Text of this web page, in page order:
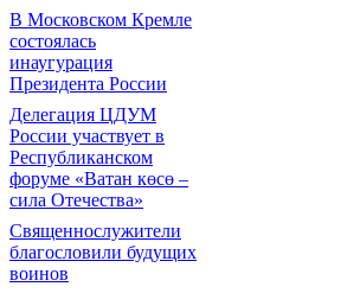
В Московском Кремле
состоялась
инаугурация
Президента России
Делегация ЦДУМ
России участвует в
Республиканском
форуме «Ватан көсө –
сила Отечества»
Священнослужители
благословили будущих
воинов